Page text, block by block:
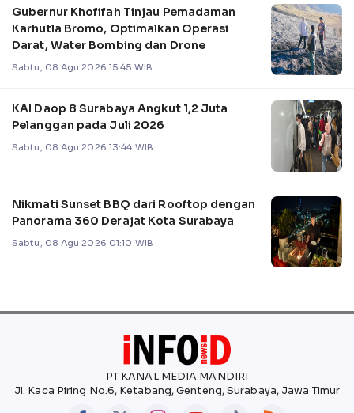
Gubernur Khofifah Tinjau Pemadaman
Karhutla Bromo, Optimalkan Operasi
Darat, Water Bombing dan Drone
Sabtu, 08 Agu 2026 15:45 WIB
KAI Daop 8 Surabaya Angkut 1,2 Juta
Pelanggan pada Juli 2026
Sabtu, 08 Agu 2026 13:44 WIB
Nikmati Sunset BBQ dari Rooftop dengan
Panorama 360 Derajat Kota Surabaya
Sabtu, 08 Agu 2026 01:10 WIB
PT KANAL MEDIA MANDIRI
Jl. Kaca Piring No.6, Ketabang, Genteng, Surabaya, Jawa Timur